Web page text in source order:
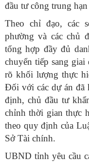
đầu tư công trung
Theo chỉ đạo, các
phường và các chủ
tổng hợp đầy đủ
chuyển tiếp sang
rõ khối lượng thực
Đối với các dự án đã
định, chủ đầu tư
chỉnh thời gian thực
theo quy định của
Sở Tài chính.
UBND tỉnh yêu cầu